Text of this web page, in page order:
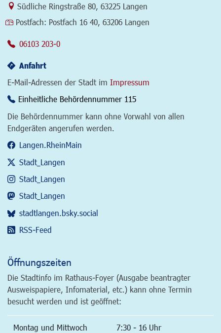
Link zur Google-Maps Navigation
Südliche Ringstraße 80 63225 Langen
Postfach: Postfach 16 40, 63206 Langen
06103 203-0
Anfahrt
E-Mail-Adressen der Stadt im Impressum
Einheitliche Behördennummer 115
Die Behördennummer kann ohne Vorwahl von allen
Endgeräten angerufen werden.
Langen.RheinMain
Stadt_Langen
Stadt_Langen
Stadt_Langen
stadtlangen.bsky.social
RSS-Feed
Öffnungszeiten
Die Stadtinfo im Rathaus-Foyer (Ausgabe beantragter
Ausweispapiere, Infomaterial, etc.) kann ohne Termin
besucht werden und ist geöffnet:
Montag und Mittwoch 7:30 - 16 Uhr